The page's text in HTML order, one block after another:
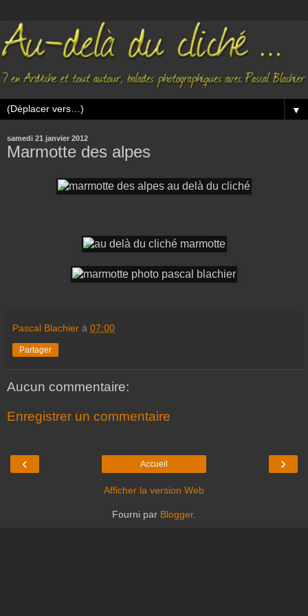
▼
samedi 21 janvier 2012
Marmotte des alpes
Pascal Blachier à 07:00
Partager
Aucun commentaire:
Enregistrer un commentaire
‹ ›
Accueil
Afficher la version Web
Fourni par Blogger.